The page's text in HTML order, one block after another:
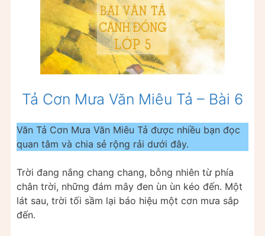
Tả Cơn Mưa Văn Miêu Tả – Bài 6
Văn Tả Cơn Mưa Văn Miêu Tả được nhiều bạn đọc
quan tâm và chia sẻ rộng rải dưới đây.
Trời đang nắng chang chang, bỗng nhiên từ phía
chân trời, những đám mây đen ùn ùn kéo đến. Một
lát sau, trời tối sầm lại báo hiệu một cơn mưa sắp
đến.